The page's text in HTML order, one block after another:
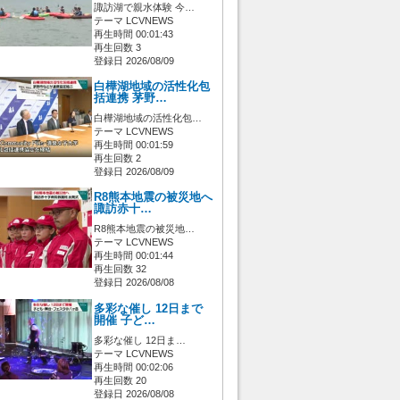
諏訪湖で親水体験 今…
テーマ LCVNEWS
再生時間 00:01:43
再生回数 3
登録日 2026/08/09
白樺湖地域の活性化包
括連携 茅野…
白樺湖地域の活性化包…
テーマ LCVNEWS
再生時間 00:01:59
再生回数 2
登録日 2026/08/09
R8熊本地震の被災地へ
諏訪赤十…
R8熊本地震の被災地…
テーマ LCVNEWS
再生時間 00:01:44
再生回数 32
登録日 2026/08/08
多彩な催し 12日まで
開催 子ど…
多彩な催し 12日ま…
テーマ LCVNEWS
再生時間 00:02:06
再生回数 20
登録日 2026/08/08